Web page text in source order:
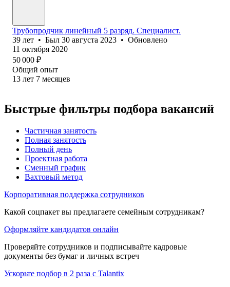
Трубопродчик линейный 5 разряд. Специалист.
39 лет • Был 30 августа 2023 • Обновлено
11 октября 2020
50 000 ₽
Общий опыт
13 лет 7 месяцев
Быстрые фильтры подбора вакансий
Частичная занятость
Полная занятость
Полный день
Проектная работа
Сменный график
Вахтовый метод
Корпоративная поддержка сотрудников
Какой соцпакет вы предлагаете семейным сотрудникам?
Оформляйте кандидатов онлайн
Проверяйте сотрудников и подписывайте кадровые
документы без бумаг и личных встреч
Ускорьте подбор в 2 раза с Talantix